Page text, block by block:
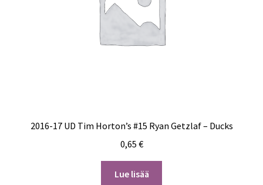
2016-17 UD Tim Horton’s #15 Ryan Getzlaf – Ducks
0,65 €
Lue lisää